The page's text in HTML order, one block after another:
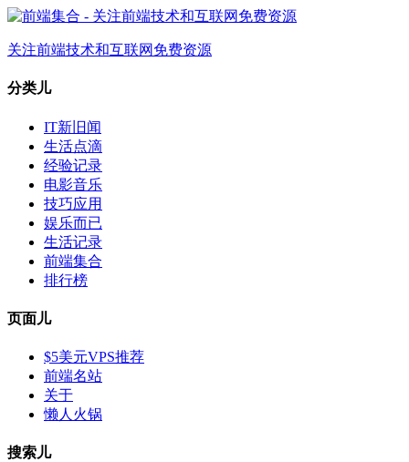
关注前端技术和互联网免费资源
分类儿
IT新旧闻
生活点滴
经验记录
电影音乐
技巧应用
娱乐而已
生活记录
前端集合
排行榜
页面儿
$5美元VPS推荐
前端名站
关于
懒人火锅
搜索儿